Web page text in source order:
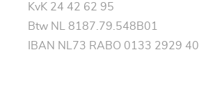
KvK 24 42 62 95
Btw NL 8187.79.548B01
IBAN NL73 RABO 0133 2929 40